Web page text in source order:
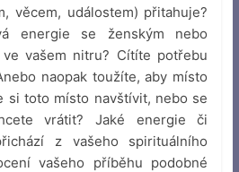
věcem, událostem) přitahuje?
energie se ženským nebo
ve vašem nitru? Cítíte potřebu
naopak toužíte, aby místo
si toto místo navštívit, nebo se
vrátit? Jaké energie či
z vašeho spirituálního
vašeho příběhu podobné